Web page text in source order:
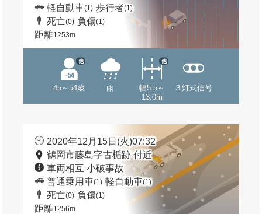
軽自動車(1) 歩行者(1)
死亡(0) 負傷(1)
距離1253m
45～54歳
他
雨
幅5.5～
13.0m
他
３灯式信号
2020年12月15日(火)07:32
鶴岡市藤島字古楯跡 付近
車両相互 小破事故
普通乗用車(1) 軽自動車(1)
死亡(0) 負傷(1)
距離1256m